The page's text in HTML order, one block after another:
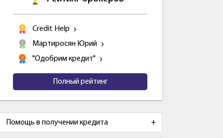
Credit Help
Мартиросян Юрий
"Одобрим кредит"
Полный рейтинг
Помощь в получении кредита